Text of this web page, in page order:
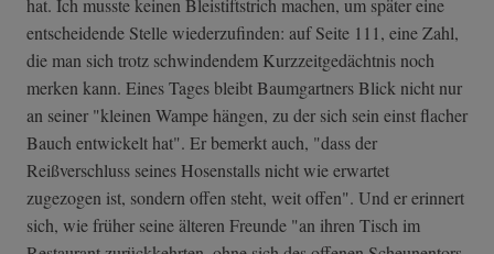
hat. Ich musste keinen Bleistiftstrich machen, um später eine
entscheidende Stelle wiederzufinden: auf Seite 111, eine Zahl,
die man sich trotz schwindendem Kurzzeitgedächtnis noch
merken kann. Eines Tages bleibt Baumgartners Blick nicht nur
an seiner "kleinen Wampe hängen, zu der sich sein einst flacher
Bauch entwickelt hat". Er bemerkt auch, "dass der
Reißverschluss seines Hosenstalls nicht wie erwartet
zugezogen ist, sondern offen steht, weit offen". Und er erinnert
sich, wie früher seine älteren Freunde "an ihren Tisch im